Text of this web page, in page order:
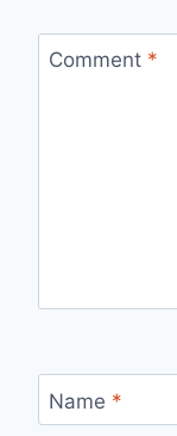
Comment *
Name *